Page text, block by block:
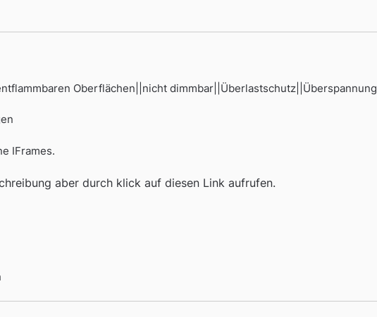
Oberflächen||nicht dimmbar||Überlastschutz||Überspannung
IFrames.
aber durch klick auf diesen Link aufrufen.